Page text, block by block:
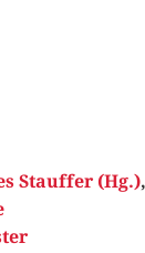
Stauffer (Hg.),